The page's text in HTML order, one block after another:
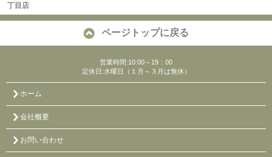
丁目店
ページトップに戻る
営業時間:10:00～19：00
定休日:水曜日（１月～３月は無休）
ホーム
会社概要
お問い合わせ